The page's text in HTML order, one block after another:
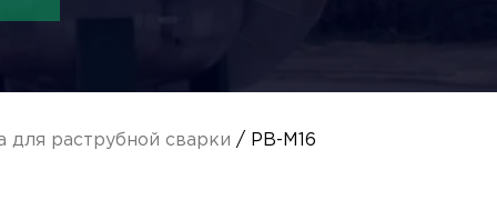
для раструбной сварки / PB-M16